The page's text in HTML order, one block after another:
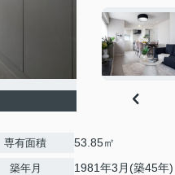
専有面積 53.85㎡
築年月 1981年3月(築45年)